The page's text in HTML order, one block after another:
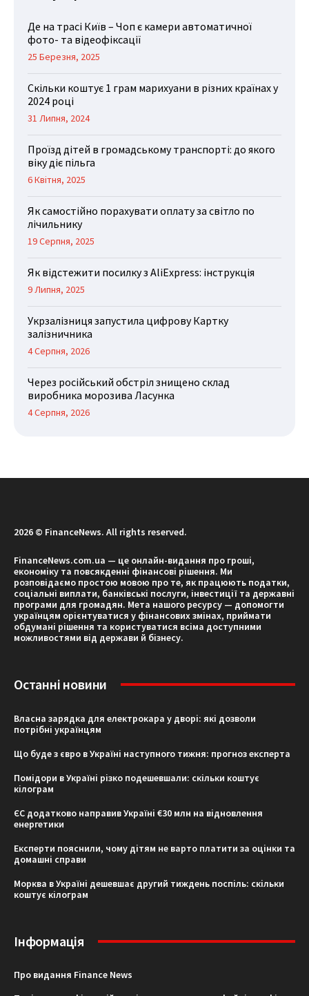
Де на трасі Київ – Чоп є камери автоматичної
фото- та відеофіксації
25 Березня, 2025
Скільки коштує 1 грам марихуани в різних країнах у
2024 році
31 Липня, 2024
Проїзд дітей в громадському транспорті: до якого
віку діє пільга
6 Квітня, 2025
Як самостійно порахувати оплату за світло по
лічильнику
19 Серпня, 2025
Як відстежити посилку з AliExpress: інструкція
9 Липня, 2025
Укрзалізниця запустила цифрову Картку
залізничника
4 Серпня, 2026
Через російський обстріл знищено склад
виробника морозива Ласунка
4 Серпня, 2026
2026 © FinanceNews. All rights reserved.
FinanceNews.com.ua — це онлайн-видання про гроші,
економіку та повсякденні фінансові рішення. Ми
розповідаємо простою мовою про те, як працюють податки,
соціальні виплати, банківські послуги, інвестиції та державні
програми для громадян. Мета нашого ресурсу — допомогти
українцям орієнтуватися у фінансових змінах, приймати
обдумані рішення та користуватися всіма доступними
можливостями від держави й бізнесу.
Останні новини
Власна зарядка для електрокара у дворі: які дозволи
потрібні українцям
Що буде з євро в Україні наступного тижня: прогноз експерта
Помідори в Україні різко подешевшали: скільки коштує
кілограм
ЄС додатково направив Україні €30 млн на відновлення
енергетики
Експерти пояснили, чому дітям не варто платити за оцінки та
домашні справи
Морква в Україні дешевшає другий тиждень поспіль: скільки
коштує кілограм
Інформація
Про видання Finance News